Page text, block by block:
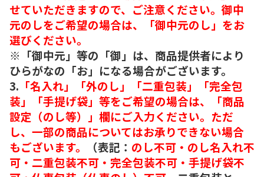
せていただきますので、ご注意ください。御中
元のしをご希望の場合は、「御中元のし」をお
選びください。
※「御中元」等の「御」は、商品提供者により
ひらがなの「お」になる場合がございます。
3. 「名入れ」「外のし」「二重包装」「完全包
装」「手提げ袋」等をご希望の場合は、「商品
設定（のし等）」欄にご入力ください。ただ
し、一部の商品についてはお承りできない場合
もございます。
（表記： のし不可・のし名入れ不
可・二重包装不可・完全包装不可・手提げ袋不